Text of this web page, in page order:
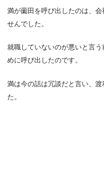
満が薗田を呼び出したのは、
せんでした。
就職していないのが悪いと言
めに呼び出したのです。
満は今の話は冗談だと言い、
た。